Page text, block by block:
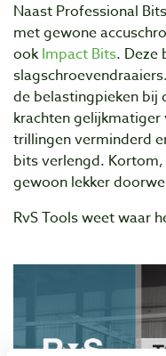
Naast Professional
met gewone
ookImpact Bits. Deze
de belastingpieken bij
krachten
trillingen verminderd
bits verlengd.
gewoon lekker
RvS Tools weet waar